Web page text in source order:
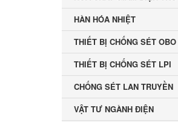
HÀN HÓA NHIỆT
THIẾT BỊ CHỐNG SÉT OBO
THIẾT BỊ CHỐNG SÉT LPI
CHỐNG SÉT LAN TRUYỀN
VẬT TƯ NGÀNH ĐIỆN